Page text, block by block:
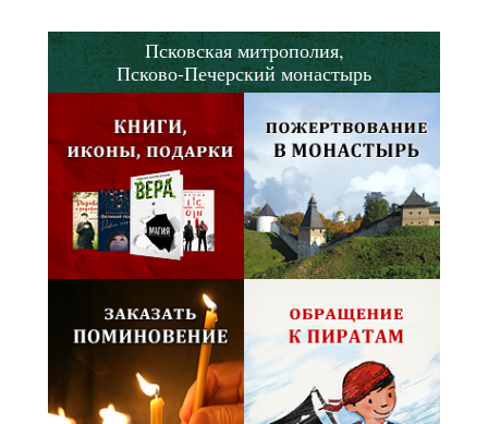
Псковская митрополия,
Псково-Печерский монастырь